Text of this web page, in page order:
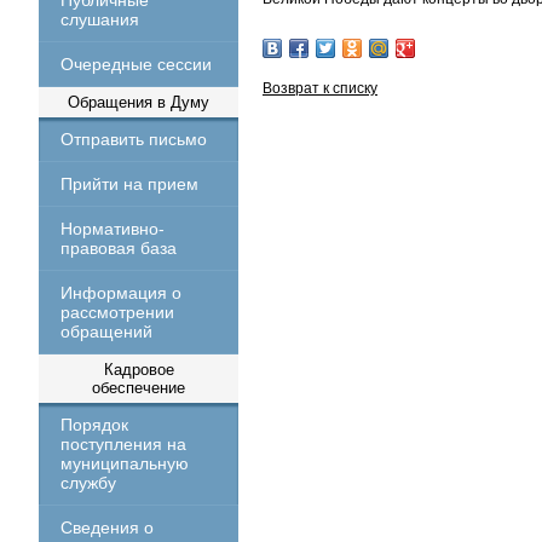
слушания
Очередные сессии
Обращения в Думу
Отправить письмо
Прийти на прием
Нормативно-
правовая база
Информация о
рассмотрении
обращений
Кадровое
обеспечение
Порядок
поступления на
муниципальную
службу
Сведения о
Возврат к списку